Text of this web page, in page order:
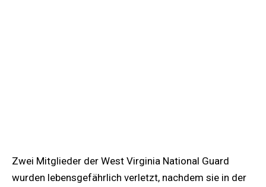
Zwei Mitglieder der West Virginia National Guard
wurden lebensgefährlich verletzt, nachdem sie in der